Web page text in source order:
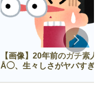
【画像】20年前のガチ素人
Å◯、生々しさがヤバすぎ